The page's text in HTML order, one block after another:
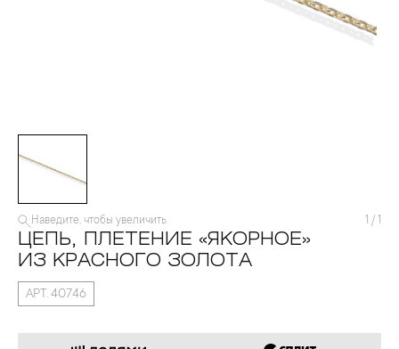
Наведите, чтобы увеличить 1 / 1
ЦЕПЬ, ПЛЕТЕНИЕ «ЯКОРНОЕ»
ИЗ КРАСНОГО ЗОЛОТА
АРТ. 40746